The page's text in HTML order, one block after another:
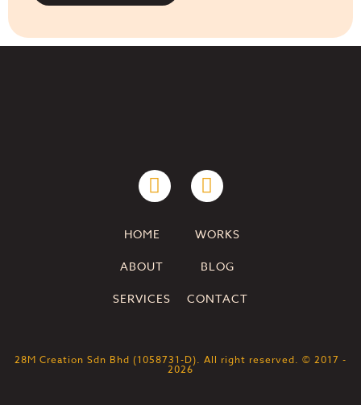
HOME
ABOUT
SERVICES
WORKS
BLOG
CONTACT
28M Creation Sdn Bhd (1058731-D). All right reserved. © 2017 -
2026